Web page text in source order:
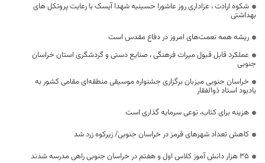
شکوه ارادت ، عزاداری روز عاشورا حسینیه شهدا آیسک با رعایت پروتکل های
بهداشتی
ریشه همه نعمت‌های امروز در دفاع مقدس است
عملکرد قابل قبول میراث فرهنگی ، صنایع دستی و گردشگری استان خراسان
جنوبی
خراسان جنوبی میزبان برگزاری جشنواره موسیقی منطقه‌ای مقامی کشور به
یادبود استاد ذوالفقار
هزینه برای کتاب، نوعی سرمایه گذاری است
کاهش تعداد شهرهای قرمز در خراسان جنوبی/ زیرکوه زرد شد
۳۵ هزار دانش آموز کلاس اول و هفتم در خراسان جنوبی راهی مدرسه شدند